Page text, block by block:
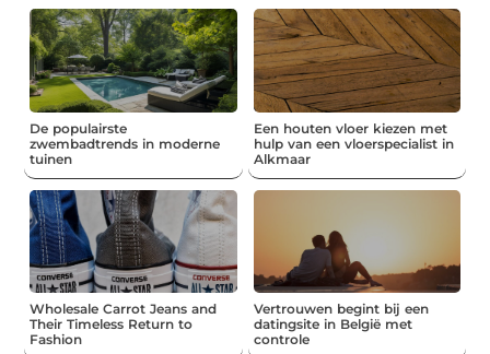
De populairste
zwembadtrends in moderne
tuinen
Een houten vloer kiezen met
hulp van een vloerspecialist in
Alkmaar
Wholesale Carrot Jeans and
Their Timeless Return to
Fashion
Vertrouwen begint bij een
datingsite in België met
controle